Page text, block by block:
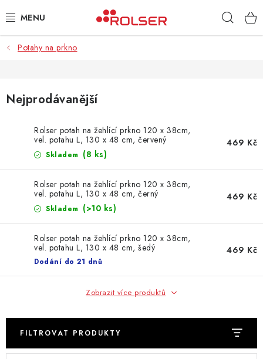
na
TAŠKY NA KOLEČKÁCH
KLASICKÉ TAŠKY
PŘÍSLUŠENSTVÍ
Kontakt Obchodní podmínky
Potahy na prkno
Nejprodávanější
Rolser potah na žehlící prkno 120 x 38cm,
vel. potahu L, 130 x 48 cm, červený
Skladem (8 ks)
469 Kč
Rolser potah na žehlící prkno 120 x 38cm,
vel. potahu L, 130 x 48 cm, černý
Skladem (>10 ks)
469 Kč
Rolser potah na žehlící prkno 120 x 38cm,
vel. potahu L, 130 x 48 cm, šedý
Dodání do 21 dnů
469 Kč
Zobrazit více produktů
FILTROVAT PRODUKTY